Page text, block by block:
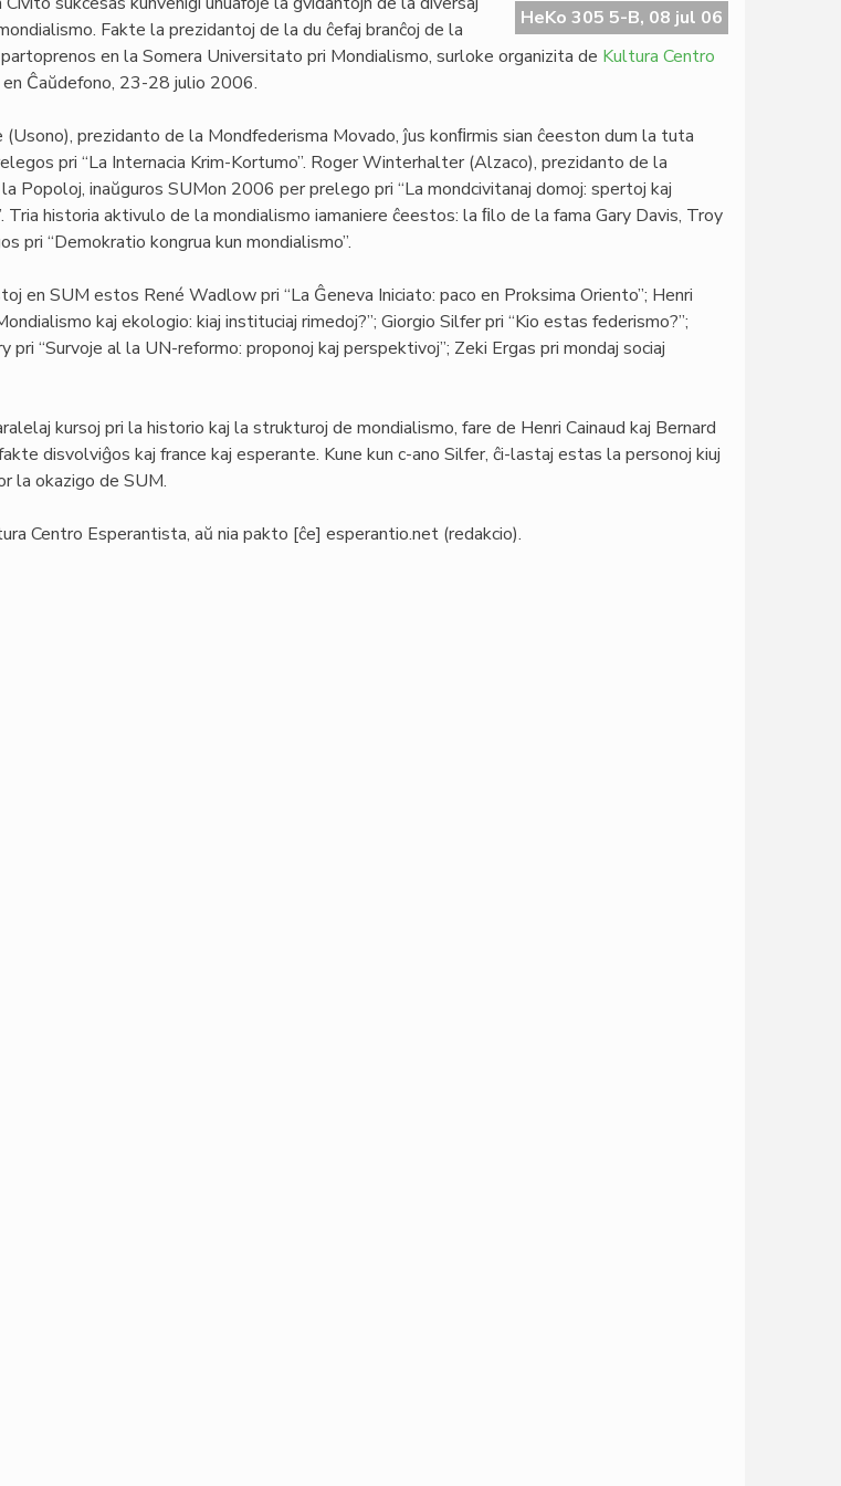
HeKo 305 5-B, 08 jul 06
Fakte la prezidantoj de la du ĉefaj branĉoj de la
en la Somera Universitato pri Mondialismo, surloke organizita de Kultura Centro
en Ĉaŭdefono, 23-28 julio 2006.
prezidanto de la Mondfederisma Movado, ĵus konﬁrmis sian ĉeeston dum la tuta
pri “La Internacia Krim-Kortumo”. Roger Winterhalter (Alzaco), prezidanto de la
Popoloj, inaŭguros SUMon 2006 per prelego pri “La mondcivitanaj domoj: spertoj kaj
Tria historia aktivulo de la mondialismo iamaniere ĉeestos: la ﬁlo de la fama Gary Davis, Troy
pri “Demokratio kongrua kun mondialismo”.
en SUM estos René Wadlow pri “La Ĝeneva Iniciato: paco en Proksima Oriento”; Henri
kaj ekologio: kiaj instituciaj rimedoj?”; Giorgio Silfer pri “Kio estas federismo?”;
pri “Survoje al la UN-reformo: proponoj kaj perspektivoj”; Zeki Ergas pri mondaj sociaj
kursoj pri la historio kaj la strukturoj de mondialismo, fare de Henri Cainaud kaj Bernard
disvolviĝos kaj france kaj esperante. Kune kun c-ano Silfer, ĉi-lastaj estas la personoj kiuj
la okazigo de SUM.
Centro Esperantista, aŭ nia pakto [ĉe] esperantio.net (redakcio).